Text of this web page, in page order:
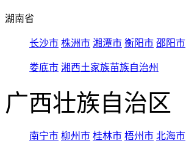
湖南省
长沙市 株洲市 湘潭市 衡阳市 邵阳市
娄底市 湘西土家族苗族自治州
广西壮族自治区
南宁市 柳州市 桂林市 梧州市 北海市